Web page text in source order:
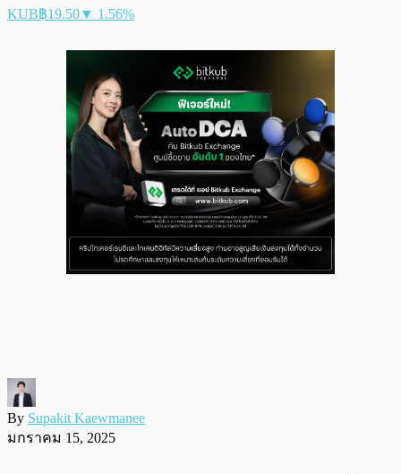
KUB฿19.50▼ 1.56%
By Supakit Kaewmanee
มกราคม 15, 2025